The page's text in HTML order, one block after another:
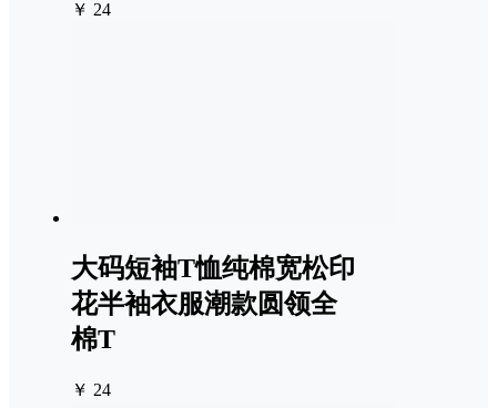
￥ 24
大码短袖T恤纯棉宽松印
花半袖衣服潮款圆领全
棉T
￥ 24